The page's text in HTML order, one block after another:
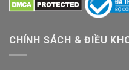
CHÍNH SÁCH & ĐIỀU